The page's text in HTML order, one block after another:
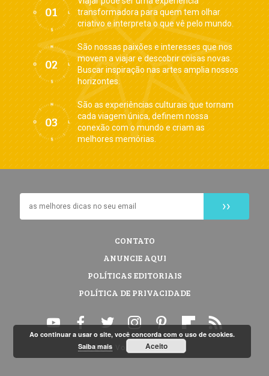
transformadora para quem tem olhar
criativo e interpreta o que vê pelo mundo.
São nossas paixões e interesses que nos
movem a viajar e descobrir coisas novas.
Buscar inspiração nas artes amplia nossos
horizontes.
São as experiências culturais que tornam
cada viagem única, definem nossa
conexão com o mundo e criam as
melhores memórias.
CONTATO
ANUNCIE AQUI
POLÍTICAS EDITORIAIS
POLÍTICA DE PRIVACIDADE
© 2026 Vontade de Viajar
Ao continuar a usar o site, você concorda com o uso de cookies.
Saiba mais
Aceito